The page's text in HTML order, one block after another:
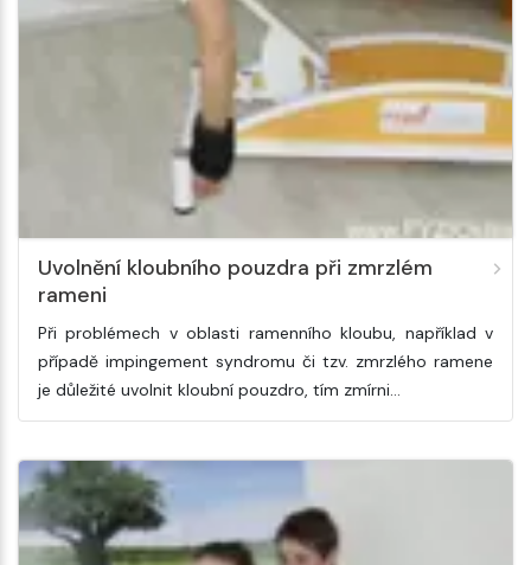
Uvolnění kloubního pouzdra při zmrzlém
rameni
Při problémech v oblasti ramenního kloubu, například v
případě impingement syndromu či tzv. zmrzlého ramene
je důležité uvolnit kloubní pouzdro, tím zmírni…